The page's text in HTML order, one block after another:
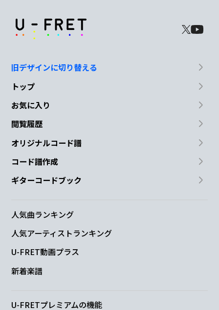
旧デザインに切り替える
トップ
お気に入り
閲覧履歴
オリジナルコード譜
コード譜作成
ギターコードブック
人気曲ランキング
人気アーティストランキング
U-FRET動画プラス
新着楽譜
U-FRETプレミアムの機能